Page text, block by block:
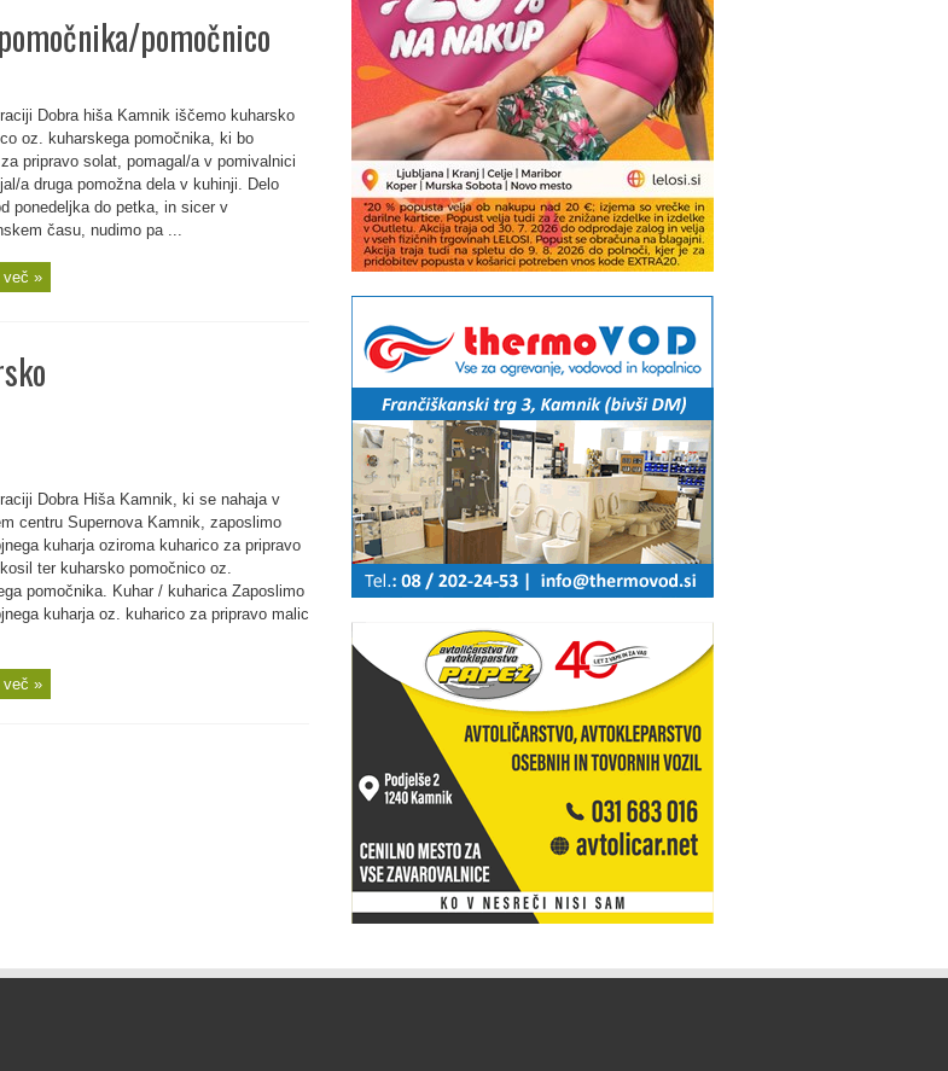
pomočnico
Dobra hiša Kamnik iščemo kuharsko
oz. kuharskega pomočnika, ki bo
pripravo solat, pomagal/a v pomivalnici
a druga pomožna dela v kuhinji. Delo
ponedeljka do petka, in sicer v
času, nudimo pa ...
več »
Dobra Hiša Kamnik, ki se nahaja v
centru Supernova Kamnik, zaposlimo
kuharja oziroma kuharico za pripravo
ter kuharsko pomočnico oz.
pomočnika. Kuhar / kuharica Zaposlimo
kuharja oz. kuharico za pripravo malic
več »